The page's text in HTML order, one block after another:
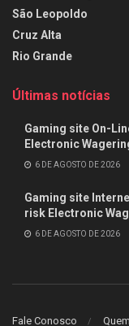
São Leopoldo
Cruz Alta
Rio Grande
Últimas notícias
Gaming site On-
Electronic
6 DE AGOSTO DE 2026
Gaming site
risk Electronic
6 DE AGOSTO DE 2026
Fale Conosco